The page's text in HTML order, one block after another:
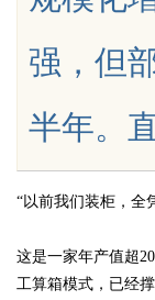
强，但
半年。
“以前我们装柜，全
这是一家年产值超
工算箱模式，已经